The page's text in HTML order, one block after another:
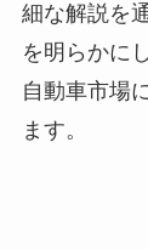
細な解説を
を明らかに
自動車市場
ます。